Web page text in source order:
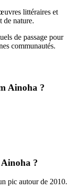
littéraires et
de nature.
de passage pour
communautés.
Ainoha ?
?
pic autour de 2010.